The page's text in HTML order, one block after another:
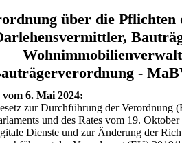
über die
-
vom 6. Mai 2024:
zur Durchführung der Verordnung
und des Rates vom 19.
Dienste und zur Änderung der